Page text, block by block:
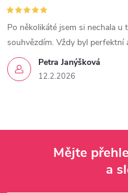
Petra Janýšková
12.2.2026
Po několikáté jsem si nechala
souhvězdím. Vždy byl
Mějte
a